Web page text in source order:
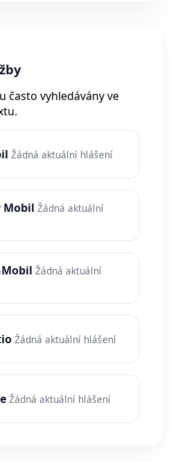
často vyhledávány ve
Žádná aktuální hlášení
Mobil Žádná aktuální
Žádná aktuální
Žádná aktuální hlášení
Žádná aktuální hlášení